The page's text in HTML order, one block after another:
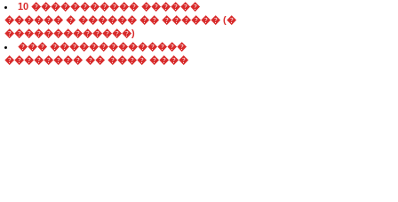
10 ����������� ������
������ � ������ �� ������ (�
�������������)
��� ��������������
�������� �� ���� ����